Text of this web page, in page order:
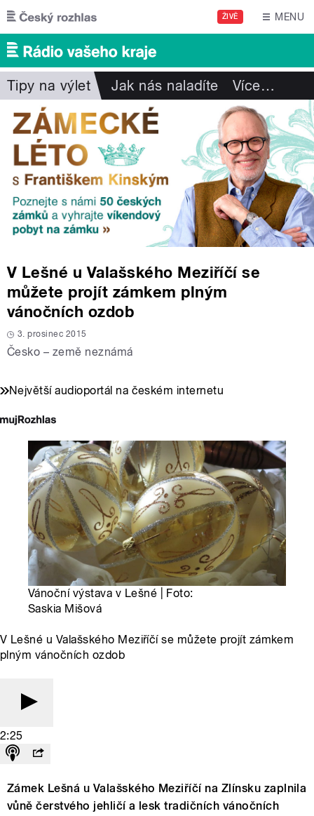
Přejít k hlavnímu obsahu
ŽIVĚ MENU
Tipy na výlet Jak nás naladíte Více…
V Lešné u Valašského Meziříčí se
můžete projít zámkem plným
vánočních ozdob
3. prosinec 2015
Česko – země neznámá
Největší audioportál na českém internetu
Vánoční výstava v Lešné | Foto:
Saskia Mišová
V Lešné u Valašského Meziříčí se můžete projít zámkem
plným vánočních ozdob
2:25
Zámek Lešná u Valašského Meziříčí na Zlínsku zaplnila
vůně čerstvého jehličí a lesk tradičních vánočních